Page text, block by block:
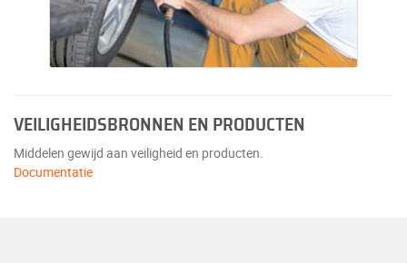
VEILIGHEIDSBRONNEN EN PRODUCTEN
Middelen gewijd aan veiligheid en producten.
Documentatie